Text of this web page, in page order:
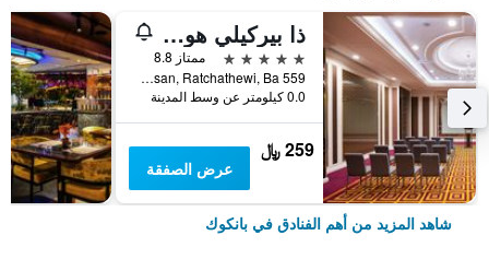
ذا بيركيلي هوتل براتونام
5 نجوم
ممتاز 8.8
559 Ratcharaprarop Rd., Makkasan, Ratchathewi, Ba, بانكوك, تايلاند
0.0 كيلومتر عن وسط المدينة
259 ﷼
عرض الصفقة
شاهد المزيد من أهم الفنادق في بانكوك